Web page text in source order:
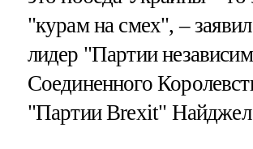
"курам на смех", –
лидер "Партии
Соединенного
"Партии Brexit"